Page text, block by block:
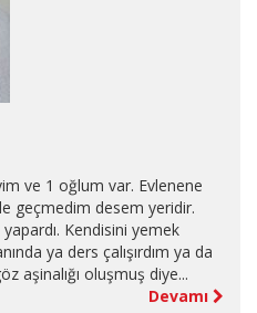
ve 1 oğlum var. Evlenene
geçmedim desem yeridir.
Kendisini yemek
ya ders çalışırdım ya da
aşinalığı oluşmuş diye...
Devamı